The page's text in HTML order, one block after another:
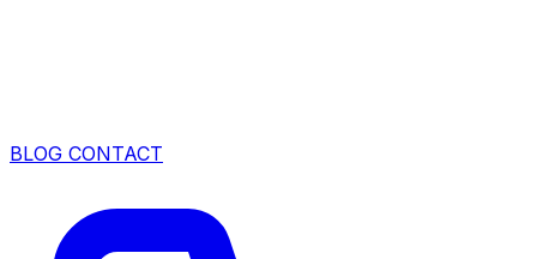
BLOG CONTACT